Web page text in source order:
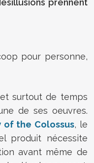
prennent
pour personne,
surtout de temps
de ses oeuvres.
of the Colossus, le
produit nécessite
avant même de